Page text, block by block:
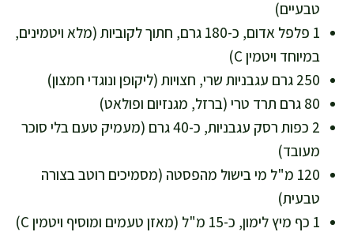
טבעיים)
1 פלפל אדום, כ-180 גרם, חתוך לקוביות (מלא ויטמינים,
במיוחד ויטמין C)
250 גרם עגבניות שרי, חצויות (ליקופן ונוגדי חמצון)
80 גרם תרד טרי (ברזל, מגנזיום ופולאט)
2 כפות רסק עגבניות, כ-40 גרם (מעמיק טעם בלי סוכר
מעובד)
120 מ"ל מי בישול מהפסטה (מסמיכים רוטב בצורה
טבעית)
1 כף מיץ לימון, כ-15 מ"ל (מאזן טעמים ומוסיף ויטמין C)